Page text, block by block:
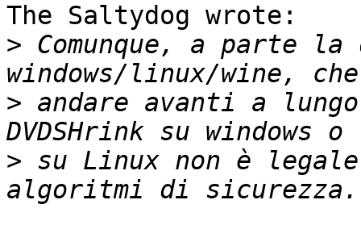
The Saltydog wrote:
> Comunque, a parte la
> andare avanti a
> su Linux non è